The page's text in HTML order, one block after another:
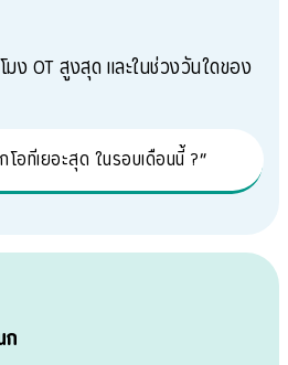
ง OT สูงสุด และในช่วงวันใดของ
โอทีเยอะสุด ในรอบเดือนนี้ ?”